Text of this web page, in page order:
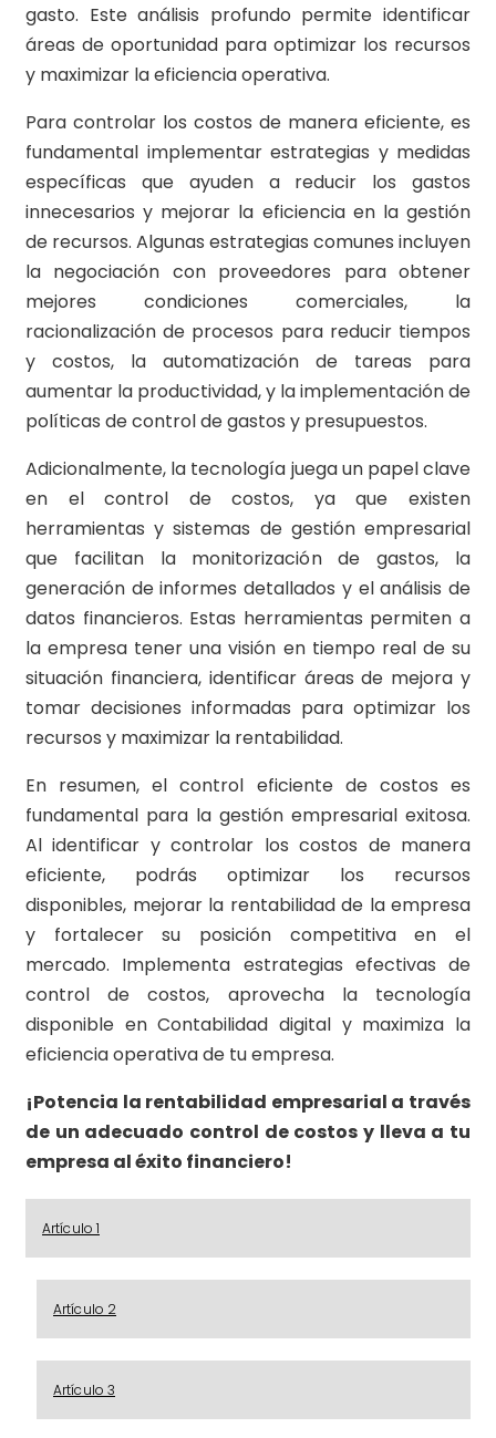
gasto. Este análisis profundo permite identificar
áreas de oportunidad para optimizar los recursos
y maximizar la eficiencia operativa.
Para controlar los costos de manera eficiente, es
fundamental implementar estrategias y medidas
específicas que ayuden a reducir los gastos
innecesarios y mejorar la eficiencia en la gestión
de recursos. Algunas estrategias comunes incluyen
la negociación con proveedores para obtener
mejores condiciones comerciales, la
racionalización de procesos para reducir tiempos
y costos, la automatización de tareas para
aumentar la productividad, y la implementación de
políticas de control de gastos y presupuestos.
Adicionalmente, la tecnología juega un papel clave
en el control de costos, ya que existen
herramientas y sistemas de gestión empresarial
que facilitan la monitorización de gastos, la
generación de informes detallados y el análisis de
datos financieros. Estas herramientas permiten a
la empresa tener una visión en tiempo real de su
situación financiera, identificar áreas de mejora y
tomar decisiones informadas para optimizar los
recursos y maximizar la rentabilidad.
En resumen, el control eficiente de costos es
fundamental para la gestión empresarial exitosa.
Al identificar y controlar los costos de manera
eficiente, podrás optimizar los recursos
disponibles, mejorar la rentabilidad de la empresa
y fortalecer su posición competitiva en el
mercado. Implementa estrategias efectivas de
control de costos, aprovecha la tecnología
disponible en Contabilidad digital y maximiza la
eficiencia operativa de tu empresa.
¡Potencia la rentabilidad empresarial a través
de un adecuado control de costos y lleva a tu
empresa al éxito financiero!
Artículo 1
Artículo 2
Artículo 3